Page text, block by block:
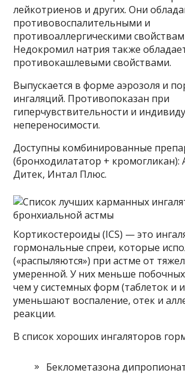
лейкотриенов и других. Они
противовоспалительными и
противоаллергическими
Недокромил натрия также
противокашлевыми свойствами.
Выпускается в форме аэрозоля и
ингаляций. Противопоказан при
гиперчувствительности и
непереносимости.
Доступны комбинированные
(бронходилататор + кромогликан):
Дитек, Интал Плюс.
Кортикостероиды (ICS) — это
гормональные спреи, которые
(«распыляются») при астме от
умеренной. У них меньше
чем у системных форм (таблеток и
уменьшают воспаление, отек и
реакции.
В список хороших ингаляторов
Беклометазона